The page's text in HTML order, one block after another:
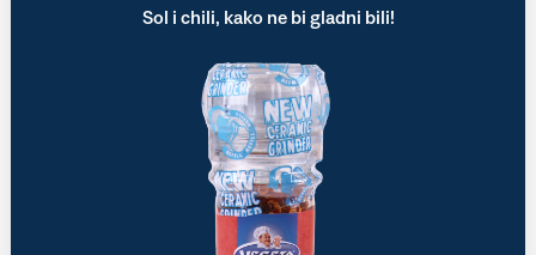
Sol i chili, kako ne bi gladni bili!